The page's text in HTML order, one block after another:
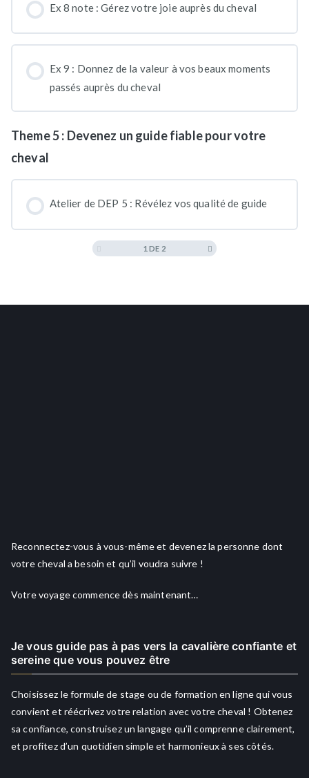
Ex 8 note : Gérez votre joie auprès du cheval
Ex 9 : Donnez de la valeur à vos beaux moments
passés auprès du cheval
Theme 5 : Devenez un guide fiable pour votre
cheval
Atelier de DEP 5 : Révélez vos qualité de guide
1 DE 2
Reconnectez-vous à vous-même et devenez la personne dont
votre cheval a besoin et qu’il voudra suivre !
Votre voyage commence dès maintenant…
Je vous guide pas à pas vers la cavalière confiante et
sereine que vous pouvez être
Choisissez le formule de stage ou de formation en ligne qui vous
convient et réécrivez votre relation avec votre cheval ! Obtenez
sa confiance, construisez un langage qu’il comprenne clairement,
et profitez d’un quotidien simple et harmonieux à ses côtés.